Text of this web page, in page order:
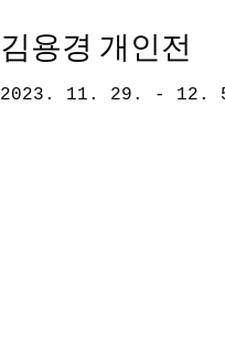
김용경 개인전
2023. 11. 29. - 12.